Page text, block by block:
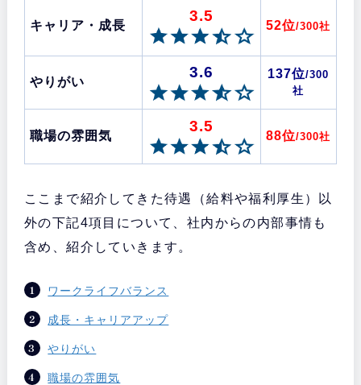
キャリア・成長
3.5
52位/300社
やりがい
3.6 137位/300
社
職場の雰囲気
3.5
88位/300社
ここまで紹介してきた待遇（給料や福利厚生）以
外の下記4項目について、社内からの内部事情も
含め、紹介していきます。
ワークライフバランス
成長・キャリアアップ
やりがい
職場の雰囲気